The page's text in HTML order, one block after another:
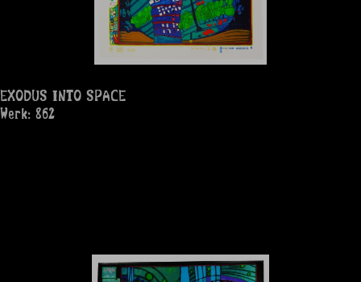
EXODUS INTO SPACE
Werk: 862